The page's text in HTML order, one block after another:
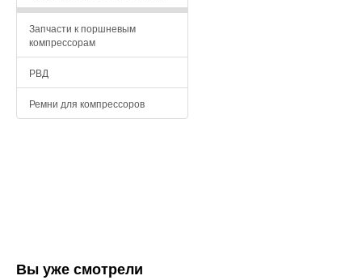
Запчасти к поршневым
компрессорам
РВД
Ремни для компрессоров
Вы уже смотрели